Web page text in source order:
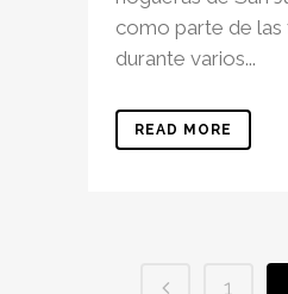
como parte de las
durante varios...
READ MORE
1